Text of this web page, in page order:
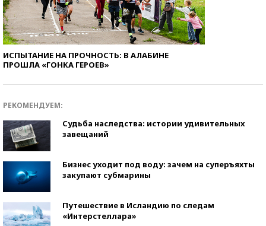
ИСПЫТАНИЕ НА ПРОЧНОСТЬ: В АЛАБИНЕ
ПРОШЛА «ГОНКА ГЕРОЕВ»
РЕКОМЕНДУЕМ:
Судьба наследства: истории удивительных
завещаний
Бизнес уходит под воду: зачем на суперъяхты
закупают субмарины
Путешествие в Исландию по следам
«Интерстеллара»